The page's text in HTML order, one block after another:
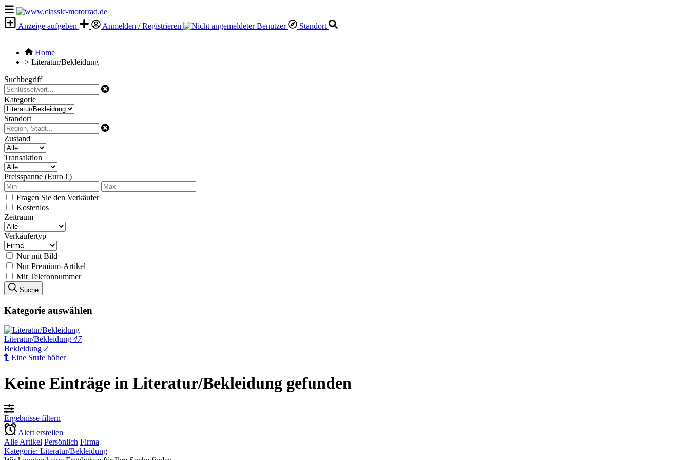
Anzeige aufgeben Anmelden / Registrieren Standort
Home
> Literatur/Bekleidung
Suchbegriff
Kategorie
Standort
Zustand
Transaktion
Preisspanne (Euro €)
Fragen Sie den Verkäufer
Kostenlos
Zeitraum
Verkäufertyp
Nur mit Bild
Nur Premium-Artikel
Mit Telefonnummer
Suche
Kategorie auswählen
Literatur/Bekleidung 47
Bekleidung 2
Eine Stufe höher
Keine Einträge in Literatur/Bekleidung gefunden
Ergebnisse filtern
Alert erstellen
Alle Artikel Persönlich Firma
Kategorie: Literatur/Bekleidung